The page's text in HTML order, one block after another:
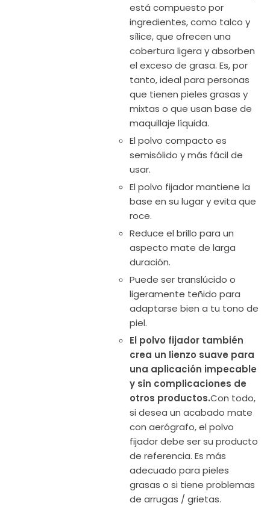
está compuesto por
ingredientes, como talco y
sílice, que ofrecen una
cobertura ligera y absorben
el exceso de grasa. Es, por
tanto, ideal para personas
que tienen pieles grasas y
mixtas o que usan base de
maquillaje líquida.
El polvo compacto es
semisólido y más fácil de
usar.
El polvo fijador mantiene la
base en su lugar y evita que
roce.
Reduce el brillo para un
aspecto mate de larga
duración.
Puede ser translúcido o
ligeramente teñido para
adaptarse bien a tu tono de
piel.
El polvo fijador también
crea un lienzo suave para
una aplicación impecable
y sin complicaciones de
otros productos.Con todo,
si desea un acabado mate
con aerógrafo, el polvo
fijador debe ser su producto
de referencia. Es más
adecuado para pieles
grasas o si tiene problemas
de arrugas / grietas.